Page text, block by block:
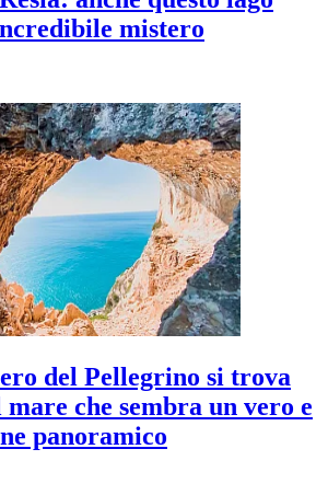
mistero
del Pellegrino si trova
che sembra un vero e
panoramico